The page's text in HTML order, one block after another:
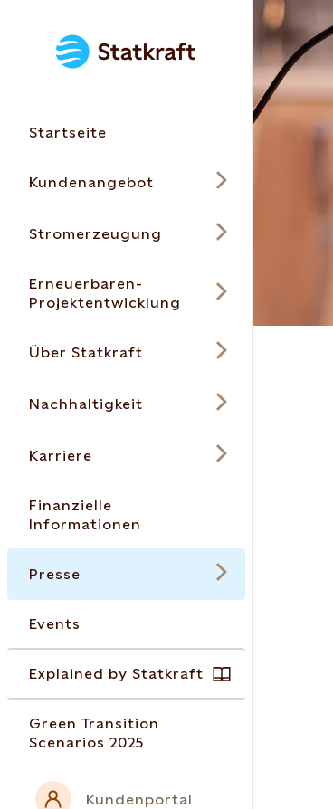
Startseite
Kundenangebot
Stromerzeugung
Erneuerbaren-
Projektentwicklung
Über Statkraft
Nachhaltigkeit
Karriere
Finanzielle
Informationen
Presse
Events
Explained by Statkraft
Green Transition
Scenarios 2025
Kundenportal